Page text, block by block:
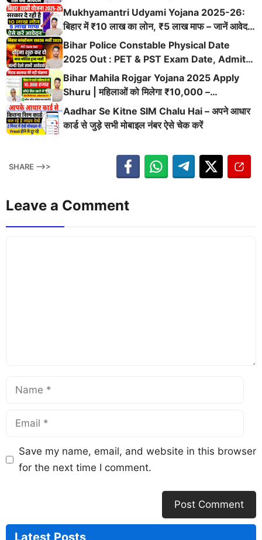
Mukhyamantri Udyami Yojana 2025-26:
बिहार में ₹10 लाख का लोन, ₹5 लाख माफ – जानें आवेदन
प्रक्रिया
Bihar Police Constable Physical Date
2025 Out : PET & PST Exam Date, Admit
Card and DV Details Here
Bihar Mahila Rojgar Yojana 2025 Apply
Shuru | महिलाओं को मिलेगा ₹10,000 –
September से खाते में पैसा आना शुरू | बिहार सरकार
की बड़ी घोषणा
Aadhar Se Kitne SIM Chalu Hai – अपने आधार
कार्ड से जुड़े सभी मोबाइल नंबर ऐसे चेक करें
SHARE -->>
Leave a Comment
Save my name, email, and website in this browser
for the next time I comment.
Latest Posts